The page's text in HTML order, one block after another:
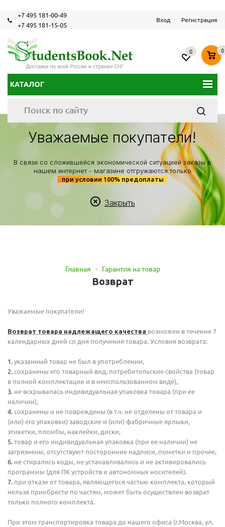
+7 495 181-00-49
+7 495 181-15-05
Вход Регистрация
КАТАЛОГ
0 0
Уважаемые покупатели!
В связи со сложившейся экономической ситуацией заказы в
нашем интернет - магазине отгружаются только
при условии 100% предоплаты
Закрыть
Главная - Гарантия на товар
Возврат
Уважаемые покупатели!
Возврат товара надлежащего качества возможен в течение 7
календарных дней со дня получения товара. Условия возврата:
указанный товар не был в употреблении,
сохранены его товарный вид, потребительские свойства (товар
в полной комплектации и в неиспользованном виде),
не вскрывалась индивидуальная упаковка товара (при ее
наличии),
сохранены и не повреждены (в т.ч. не отделены от товара и
(или) его упаковки) заводские и (или) фабричные ярлыки,
этикетки, пломбы, наклейки, диски,
товар и его индивидуальная упаковка (при ее наличии) не
загрязнены, отсутствуют посторонние надписи, пометки и прочее,
не стирались коды, не устанавливались и не активировались
программы (для ПК устройств и автономных носителей).
при отказе от товара, являющегося частью комплекта, который
нельзя приобрести по частям, может быть осуществлен возврат
только полного комплекта.
При этом транспортировка товара до нашего офиса (г.Москва, ул.